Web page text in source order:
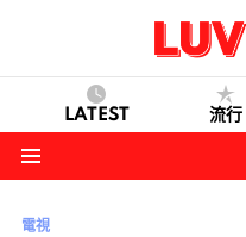
LATEST 流行
電視